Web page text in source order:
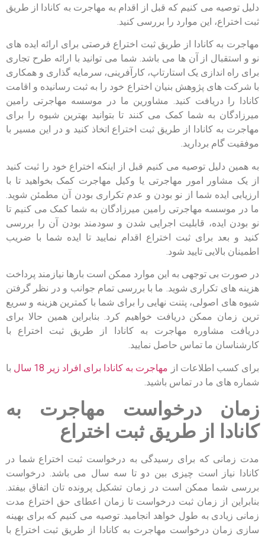
دلیل توصیه می کنیم که قبل از اقدام به مهاجرت به کانادا از طریق
ثبت اختراع، این موارد را بررسی کنید.
مهاجرت به کانادا از طریق ثبت اختراع فرصتی برای ارائه ایده های
نو و استقبال از آن ها می باشد. شما می توانید با ارائه طرح تجاری
برای راه اندازی یک استارتاپ، کارآفرینی، سرمایه گذاری و همکاری
با شرکت های پژوهش بنیان اختراع خود را به ثبت رسانیده و اقامت
کانادا را دریافت کنید. مشاورین ما در موسسه مهاجرتی رامین
میرزادگان به شما کمک می کنند تا بتوانید بهترین شیوه را برای
مهاجرت به کانادا از طریق ثبت اختراع اتخاذ کنید و در این مسیر با
موفقیت گام بردارید.
به همین دلیل توصیه می کنیم قبل از اینکه اختراع خود را ثبت کنید
از یک مشاور امور مهاجرتی یا وکیل مهاجرت کمک بخواهید تا با
ارزیابی ایده شما از نو بودن و عدم تکراری بودن آن مطمئن شوید.
ما در موسسه مهاجرتی رامین میرزادگان به شما کمک می کنیم تا
نو بودن ایده، قابلیت اجرایی شدن و سودمند بودن آن را بررسی
کنید و بعد برای ثبت اختراع اقدام نمایید تا ایده شما با ضریب
اطمینان بالایی تایید شود.
در صورت بی توجهی به این موارد ممکن است بارها نیازمند پرداخت
هزینه های تکراری شوید. ما با بررسی تمام جوانب و در نظر گرفتن
شیوه های اصولی، پتنت نهایی را برای شما با کمترین هزینه و سریع
ترین زمان ممکن دریافت خواهیم کرد. بنابراین همین حالا برای
دریافت مشاوره مهاجرت به کانادا از طریق ثبت اختراع با
کارشناسان ما تماس حاصل نمایید.
برای کسب اطلاعات از مهاجرت به کانادا برای افراد زیر 18 سال
با
شماره های ما در تماس باشید.
زمان درخواست مهاجرت به
کانادا از طریق ثبت اختراع
مدت زمانی که برای رسیدگی به درخواست ثبت اختراع شما در
کانادا نیاز است چیزی بین دو تا سه سال می باشد. درخواست
بررسی شما ممکن است در زمان تشکیل پرونده تان اتفاق بیفتد.
بنابراین از زمان ثبت درخواست تا زمان اعطای حق اختراع مدت
زمانی زیادی به طول خواهد انجامید. توصیه می کنیم که برای بهینه
سازی زمان درخواست مهاجرت به کانادا از طریق ثبت اختراع با